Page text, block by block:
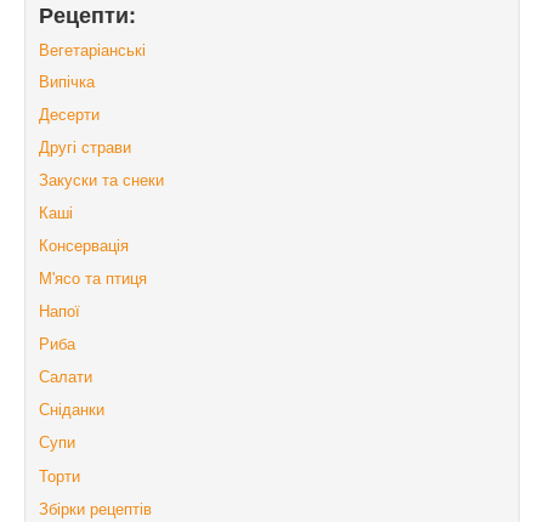
Рецепти:
Вегетаріанські
Випічка
Десерти
Другі страви
Закуски та снеки
Каші
Консервація
М'ясо та птиця
Напої
Риба
Салати
Сніданки
Супи
Торти
Збірки рецептів